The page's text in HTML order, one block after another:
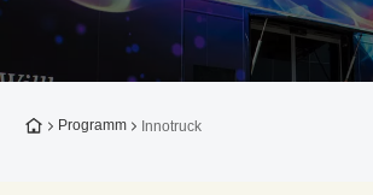
Zur Startseite
Programm Innotruck